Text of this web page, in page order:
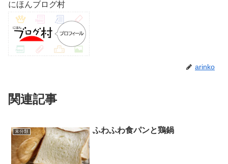
にほんブログ村
arinko
関連記事
未分類 ふわふわ食パンと鶏鍋